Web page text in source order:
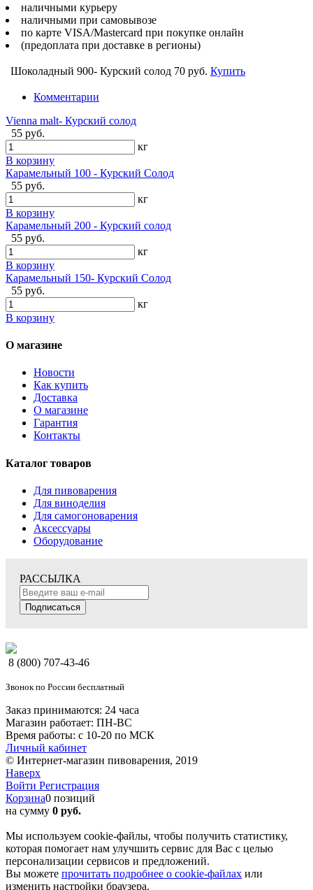
наличными курьеру
наличными при самовывозе
по карте VISA/Mastercard при покупке онлайн
(предоплата при доставке в регионы)
Шоколадный 900- Курский солод 70 руб. Купить
Комментарии
Vienna malt- Курский солод
55 руб.
кг
В корзину
Карамельный 100 - Курский Солод
55 руб.
кг
В корзину
Карамельный 200 - Курский солод
55 руб.
кг
В корзину
Карамельный 150- Курский Солод
55 руб.
кг
В корзину
О магазине
Новости
Как купить
Доставка
О магазине
Гарантия
Контакты
Каталог товаров
Для пивоварения
Для виноделия
Для самогоноварения
Аксессуары
Оборудование
РАССЫЛКА
Подписаться
8 (800) 707-43-46
Звонок по России бесплатный
Заказ принимаются: 24 часа
Магазин работает: ПН-ВС
Время работы: с 10-20 по МСК
Личный кабинет
© Интернет-магазин пивоварения, 2019
Наверх
Войти Регистрация
Корзина0 позиций
на сумму 0 руб.
Мы используем cookie-файлы, чтобы получить статистику,
которая помогает нам улучшить сервис для Вас с целью
персонализации сервисов и предложений.
Вы можете прочитать подробнее о cookie-файлах или
изменить настройки браузера.